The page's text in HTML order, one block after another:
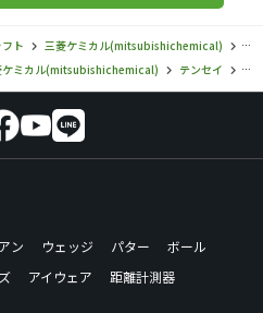
ト 三菱ケミカル(mitsubishichemical)
テ
ケミカル(mitsubishichemical) テンセイ 三
ン ウェッジ パター
ボール
アイウェア
距離計測器